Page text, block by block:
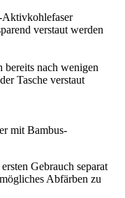
Aktivkohlefaser
verstaut werden
bereits nach wenigen
Tasche verstaut
mit Bambus-
Gebrauch separat
Abfärben zu